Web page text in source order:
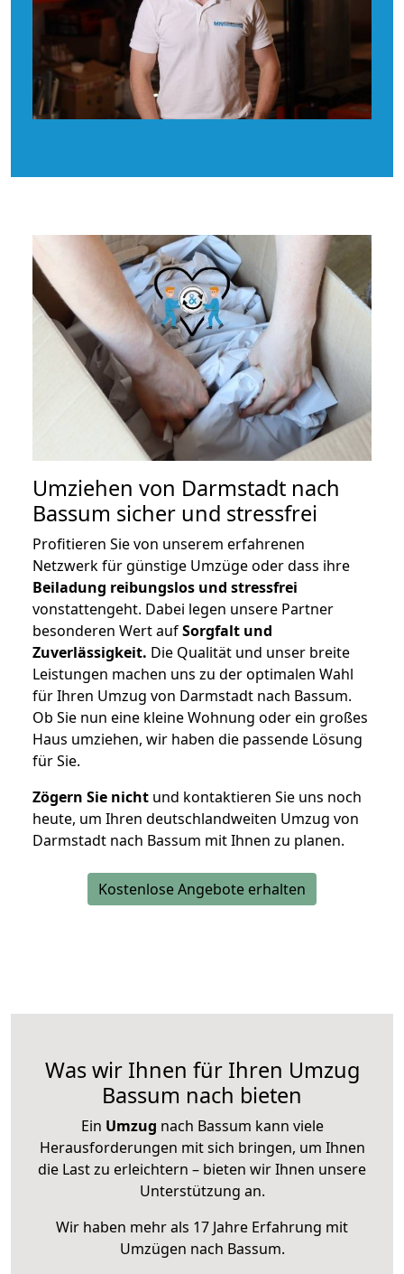
Umziehen von Darmstadt nach
Bassum sicher und stressfrei
Profitieren Sie von unserem erfahrenen
Netzwerk für günstige Umzüge oder dass ihre
Beiladung reibungslos und stressfrei
vonstattengeht. Dabei legen unsere Partner
besonderen Wert aufSorgfalt und
Zuverlässigkeit. Die Qualität und unser breite
Leistungen machen uns zu der optimalen Wahl
für Ihren Umzug von Darmstadt nach Bassum.
Ob Sie nun eine kleine Wohnung oder ein großes
Haus umziehen, wir haben die passende Lösung
für Sie.
Zögern Sie nicht und kontaktieren Sie uns noch
heute, um Ihren deutschlandweiten Umzug von
Darmstadt nach Bassum mit Ihnen zu planen.
Kostenlose Angebote erhalten
Was wir Ihnen für Ihren Umzug
Bassum nach bieten
Ein Umzug nach Bassum kann viele
Herausforderungen mit sich bringen, um Ihnen
die Last zu erleichtern – bieten wir Ihnen unsere
Unterstützung an.
Wir haben mehr als 17 Jahre Erfahrung mit
Umzügen nach Bassum.